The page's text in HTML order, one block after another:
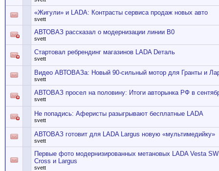
«Жигули» и LADA: Контрасты сервиса продаж новых авто
svett
АВТОВАЗ рассказал о модернизации линии В0
svett
Стартовал ребрендинг магазинов LADA Dеталь
svett
Видео АВТОВАЗа: Новый 90-сильный мотор для Гранты и
svett
АВТОВАЗ просел на половину: Итоги авторынка РФ в
svett
Не попадись: Аферисты разыгрывают бесплатные LADA
svett
АВТОВАЗ готовит для LADA Largus новую «мультимедийку»
svett
Первые фото модернизированных метановых LADA Vesta SW
Cross и Largus
svett